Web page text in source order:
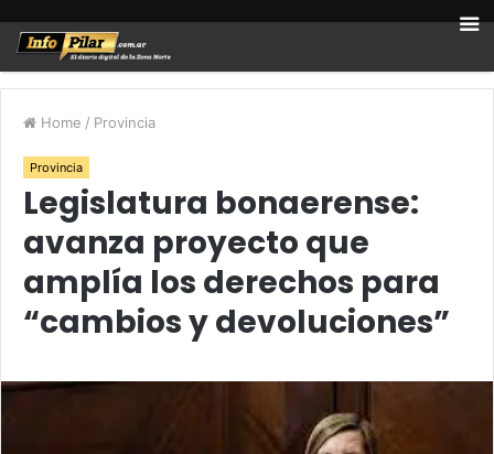
Home / Provincia
Provincia
Legislatura bonaerense:
avanza proyecto que
amplía los derechos para
“cambios y devoluciones”